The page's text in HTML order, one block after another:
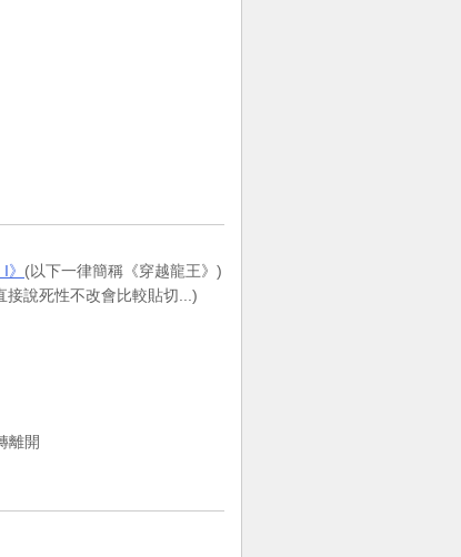
(以下一律簡稱《穿越龍王》)
接說死性不改會比較貼切...)
離開